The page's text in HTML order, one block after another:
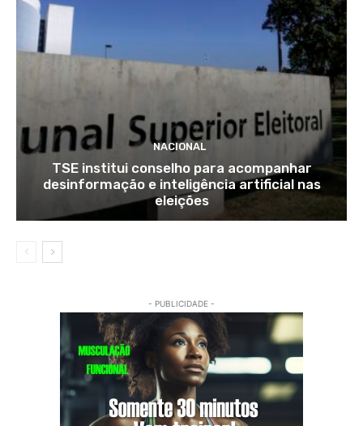
NACIONAL
TSE institui conselho para acompanhar
desinformação e inteligência artificial nas
eleições
- PUBLICIDADE -